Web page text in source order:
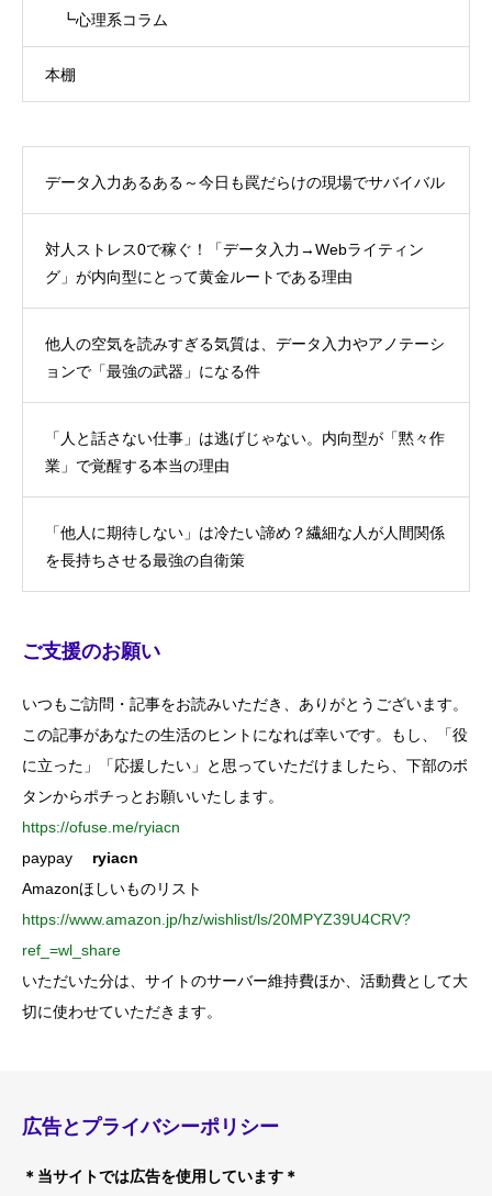
┗心理系コラム
本棚
データ入力あるある～今日も罠だらけの現場でサバイバル
対人ストレス0で稼ぐ！「データ入力→Webライティン
グ」が内向型にとって黄金ルートである理由
他人の空気を読みすぎる気質は、データ入力やアノテーシ
ョンで「最強の武器」になる件
「人と話さない仕事」は逃げじゃない。内向型が「黙々作
業」で覚醒する本当の理由
「他人に期待しない」は冷たい諦め？繊細な人が人間関係
を長持ちさせる最強の自衛策
ご支援のお願い
いつもご訪問・記事をお読みいただき、ありがとうございます。
この記事があなたの生活のヒントになれば幸いです。もし、「役
に立った」「応援したい」と思っていただけましたら、下部のボ
タンからポチっとお願いいたします。
https://ofuse.me/ryiacn
paypay ryiacn
Amazonほしいものリスト
https://www.amazon.jp/hz/wishlist/ls/20MPYZ39U4CRV?
ref_=wl_share
いただいた分は、サイトのサーバー維持費ほか、活動費として大
切に使わせていただきます。
広告とプライバシーポリシー
＊当サイトでは広告を使用しています＊